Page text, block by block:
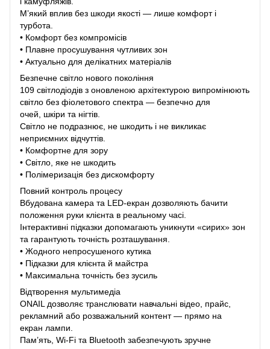
М’який вплив без шкоди якості — лише комфорт і
турбота.
• Комфорт без компромісів
• Плавне просушування чутливих зон
• Актуально для делікатних матеріалів
Безпечне світло нового покоління
109 світлодіодів з оновленою архітектурою випромінюють
світло без фіолетового спектра — безпечно для
очей, шкіри та нігтів.
Світло не подразнює, не шкодить і не викликає
неприємних відчуттів.
• Комфортне для зору
• Світло, яке не шкодить
• Полімеризація без дискомфорту
Повний контроль процесу
Вбудована камера та LED-екран дозволяють бачити
положення руки клієнта в реальному часі.
Інтерактивні підказки допомагають уникнути «сирих» зон
та гарантують точність розташування.
• Жодного непросушеного кутика
• Підказки для клієнта й майстра
• Максимальна точність без зусиль
Відтворення мультимедіа
ONAIL дозволяє транслювати навчальні відео, прайс,
рекламний або розважальний контент — прямо на
екран лампи.
Пам’ять, Wi-Fi та Bluetooth забезпечують зручне